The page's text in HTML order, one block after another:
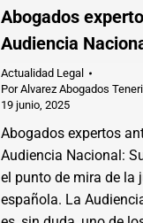
Abogados
Audiencia
Actualidad Legal
PorAlvarez Abogados
19 junio, 2025
Abogados expertos
Audiencia Nacional:
el punto de mira de la
española. La